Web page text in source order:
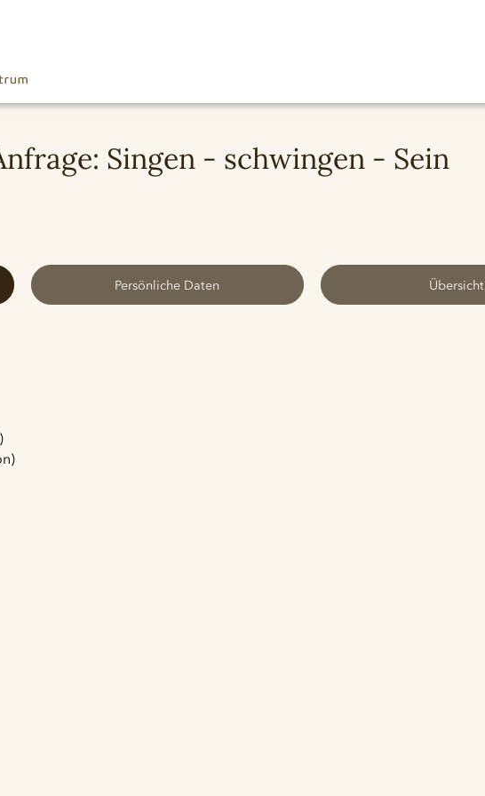
Singen - schwingen - Sein
Persönliche Daten Übersicht